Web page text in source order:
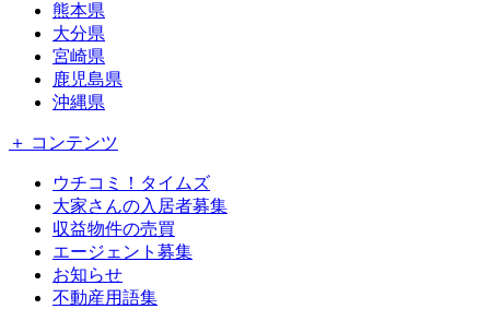
熊本県
大分県
宮崎県
鹿児島県
沖縄県
＋ コンテンツ
ウチコミ！タイムズ
大家さんの入居者募集
収益物件の売買
エージェント募集
お知らせ
不動産用語集